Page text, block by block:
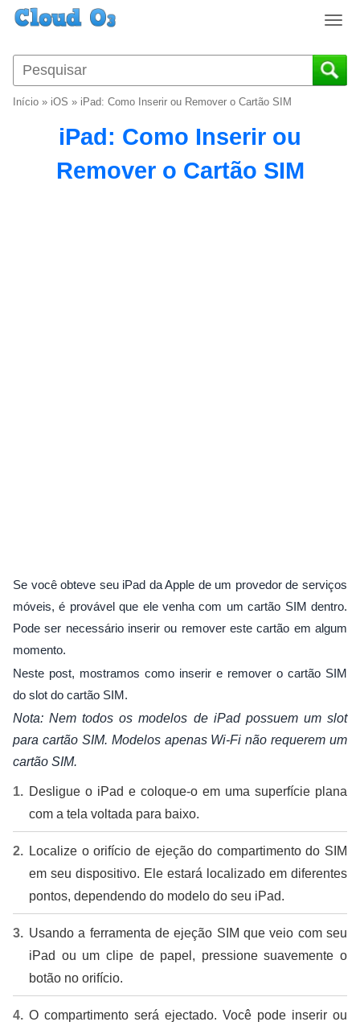
T
g
g
Início » iOS » iPad: Como Inserir ou Remover o Cartão SIM
iPad: Como Inserir ou
Remover o Cartão SIM
Se você obteve seu iPad da Apple de um provedor de serviços
móveis, é provável que ele venha com um cartão SIM dentro.
Pode ser necessário inserir ou remover este cartão em algum
momento.
Neste post, mostramos como inserir e remover o cartão SIM
do slot do cartão SIM.
Nota: Nem todos os modelos de iPad possuem um slot
para cartão SIM. Modelos apenas Wi-Fi não requerem um
cartão SIM.
Desligue o iPad e coloque-o em uma superfície plana
com a tela voltada para baixo.
Localize o orifício de ejeção do compartimento do SIM
em seu dispositivo. Ele estará localizado em diferentes
pontos, dependendo do modelo do seu iPad.
Usando a ferramenta de ejeção SIM que veio com seu
iPad ou um clipe de papel, pressione suavemente o
botão no orifício.
O compartimento será ejectado. Você pode inserir ou